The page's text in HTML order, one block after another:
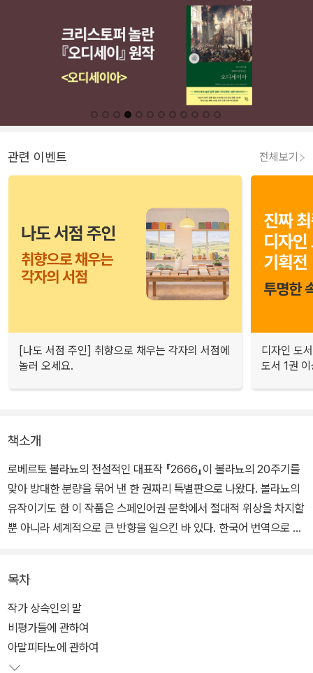
관련 이벤트 전체보기
[나도 서점 주인] 취향으로 채우는 각자의 서점에
놀러 오세요.
디자인 도
도서 1권
책소개
로베르토 볼라뇨의 전설적인 대표작 『2666』이 볼라뇨의 20주기를
맞아 방대한 분량을 묶어 낸 한 권짜리 특별판으로 나왔다. 볼라뇨의
유작이기도 한 이 작품은 스페인어권 문학에서 절대적 위상을 차지할
뿐 아니라 세계적으로 큰 반향을 일으킨 바 있다. 한국어 번역으로 원
독자들의 열광적인 찬사를 받아 왔다.
『2666』은 볼라뇨의 가장 야심찬 역작으로, 볼라뇨는 이 작품을 발표
하면서 마르셀 프루스트와 제임스 조임스와 같은 20세기 거장들에
견줄 만한 작가가 되었다는 평을 받았다. 이번 『2666』 특별합본판은
목차
작가 상속인의 말
비평가들에 관하여
아말피타노에 관하여